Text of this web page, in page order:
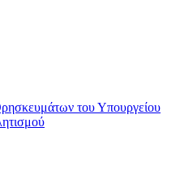
του Υπουργείου